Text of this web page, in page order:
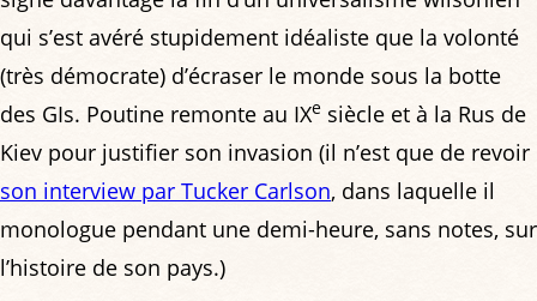
qui s’est avéré stupidement idéaliste que la volonté
(très démocrate) d’écraser le monde sous la botte
des GIs. Poutine remonte au IXe siècle et à la Rus de
Kiev pour justifier son invasion (il n’est que de revoir
son interview par Tucker Carlson, dans laquelle il
monologue pendant une demi-heure, sans notes, sur
l’histoire de son pays.)